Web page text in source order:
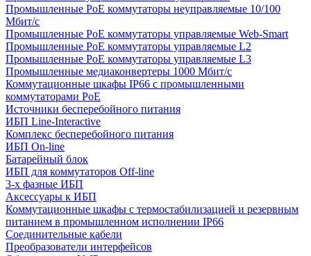
Промышленные PoE коммутаторы неуправляемые 10/100
Мбит/с
Промышленные PoE коммутаторы управляемые Web-Smart
Промышленные PoE коммутаторы управляемые L2
Промышленные PoE коммутаторы управляемые L3
Промышленные медиаконвертеры 1000 Мбит/с
Коммутационные шкафы IP66 c промышленными
коммутаторами PoE
Источники бесперебойного питания
ИБП Line-Interactive
Комплекс бесперебойного питания
ИБП On-line
Батарейный блок
ИБП для коммутаторов Off-line
3-х фазные ИБП
Аксессуары к ИБП
Коммутационные шкафы с термостабилизацией и резервным
питанием в промышленном исполнении IP66
Соединительные кабели
Преобразователи интерфейсов